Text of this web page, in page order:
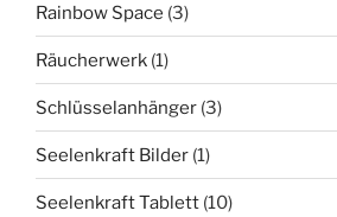
Rainbow Space (3)
Räucherwerk (1)
Schlüsselanhänger (3)
Seelenkraft Bilder (1)
Seelenkraft Tablett (10)